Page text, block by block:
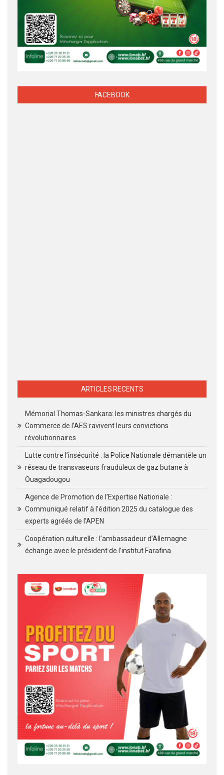
FACEBOOK
ARTICLES RECENTS
Mémorial Thomas-Sankara: les ministres chargés du
Commerce de l’AES ravivent leurs convictions
révolutionnaires
Lutte contre l’insécurité : la Police Nationale démantèle un
réseau de transvaseurs frauduleux de gaz butane à
Ouagadougou
Agence de Promotion de l’Expertise Nationale :
Communiqué relatif à l’édition 2025 du catalogue des
experts agréés de l’APEN
Coopération culturelle : l’ambassadeur d’Allemagne
échange avec le président de l’institut Farafina